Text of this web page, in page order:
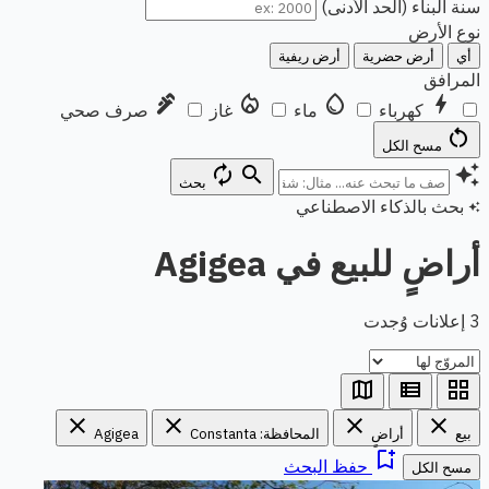
سنة البناء (الحد الأدنى)
نوع الأرض
أي أرض حضرية أرض ريفية
المرافق
bolt كهرباء water_drop ماء local_fire_department غاز plumbing صرف صحي
restart_alt
auto_awesome
search
autorenew بحث
auto_awesome بحث بالذكاء الاصطناعي
أراضٍ للبيع في Agigea
3 إعلانات وُجدت
grid_view
view_list
map
بيع close أراضٍ close المحافظة: Constanta close
Agigea
close
مسح الكل bookmark_add حفظ البحث